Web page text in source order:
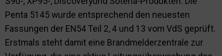
Penta 5145 wurde entsprechend den neuesten
Fassungen der EN54 Teil 2, 4 und 13 vom VdS geprüft.
Erstmals steht damit eine Brandmelderzentrale zur